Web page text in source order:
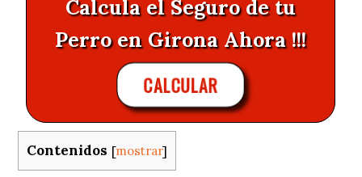
Calcula el Seguro de tu
Perro en Girona Ahora !!!
CALCULAR
Contenidos [mostrar]